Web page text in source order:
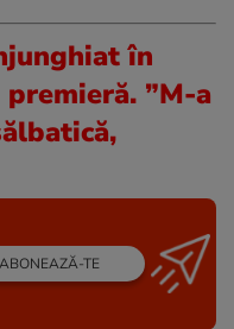
în
”M-a
ABONEAZĂ-TE